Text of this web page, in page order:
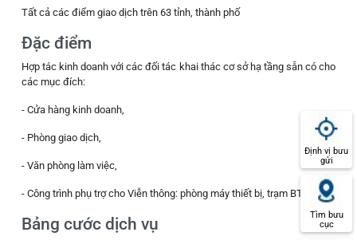
Tất cả các điểm giao dịch trên 63 tỉnh, thành phố
Đặc điểm
Hợp tác kinh doanh với các đối tác khai thác cơ sở hạ tầng sẵn có cho
các mục đích:
- Cửa hàng kinh doanh,
- Phòng giao dịch,
- Văn phòng làm việc,
- Công trình phụ trợ cho Viễn thông: phòng máy thiết bị, trạm BT …
Bảng cước dịch vụ
Định vị bưu
gửi
Tìm bưu
cục